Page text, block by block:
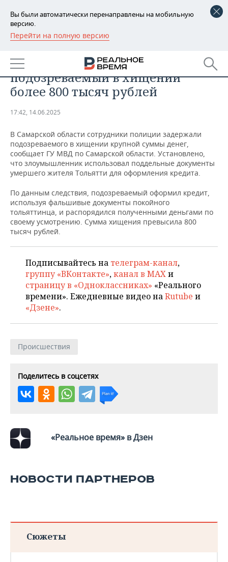
Вы были автоматически перенаправлены на мобильную
версию.
Перейти на полную версию
РЕГИОНЫ
БАШКОРТОСТАН
ТАТАРСТАН
НОВОСТИ
АНАЛИТИКА
ДЕКЛАРАЦИИ О ДОХОДАХ
КОРОЛИ ГОСЗАКАЗА ПФО
ВУЗЫ ТАТАРСТАНА
КОМУ ПРИНАДЛЕЖАТ
ТОРГОВЫЕ ЦЕНТРЫ
ТАТАРСТАНА
НОВОСТИ ЭКОНОМИКИ
ФИНАНСЫ
БАНКИ
БЮДЖЕТ
ИНВЕСТИЦИИ
ПРОМЫШЛЕННОСТЬ
НОВОСТИ
ПРОМЫШЛЕННОСТИ
МАШИНОСТРОЕНИЕ
НЕФТЕХИМИЯ
ОПК
ЭНЕРГЕТИКА
НЕДВИЖИМОСТЬ
НОВОСТИ НЕДВИЖИМОСТИ
АВТО
НОВОСТИ АВТО
БИЗНЕС
НОВОСТИ БИЗНЕСА
РОЗНИЧНАЯ ТОРГОВЛЯ
ТРАНСПОРТ
УСЛУГИ
ТЕХНОЛОГИИ
НОВОСТИ ТЕХНОЛОГИЙ
МЕДИА
МЕРОПРИЯТИЯ
НОВОСТИ МЕРОПРИЯТИЙ
ВЫЕЗДНАЯ РЕДАКЦИЯ
СПОРТ
НОВОСТИ СПОРТА
ВОЛЕЙБОЛ
ФИГУРНОЕ КАТАНИЕ
ХОККЕЙ С МЯЧОМ
ОБЩЕСТВО
ИСТОРИЯ
МЕДИЦИНА
ПРОИСШЕСТВИЯ
СПИСОК ПЕРСОН
ПОЛНАЯ ВЕРСИЯ
В Самарской области задержан
подозреваемый в хищении
более 800 тысяч рублей
17:42, 14.06.2025
В Самарской области сотрудники полиции задержали
подозреваемого в хищении крупной суммы денег,
сообщает ГУ МВД по Самарской области. Установлено,
что злоумышленник использовал поддельные документы
умершего жителя Тольятти для оформления кредита.
По данным следствия, подозреваемый оформил кредит,
используя фальшивые документы покойного
тольяттинца, и распорядился полученными деньгами по
своему усмотрению. Сумма хищения превысила 800
тысяч рублей.
Подписывайтесь на телеграм-канал,
группу «ВКонтакте»,канал в MAXи
страницу в «Одноклассниках» «Реального
времени». Ежедневные видео наRutube и
«Дзене».
Происшествия
Поделитесь в соцсетях
«Реальное время» в Дзен
НОВОСТИ ПАРТНЕРОВ
Сюжеты